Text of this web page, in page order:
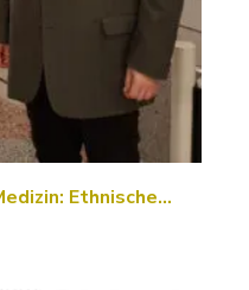
Ethnische…